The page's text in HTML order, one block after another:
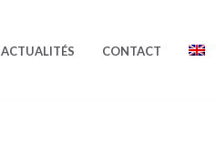
ACTUALITÉS CONTACT